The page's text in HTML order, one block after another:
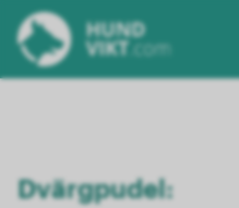
Dvärgpudel: